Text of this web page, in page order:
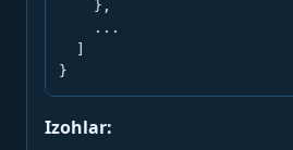
    },
    ...
}
Izohlar: